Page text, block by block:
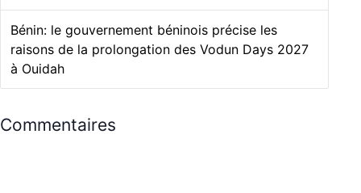
Bénin: le gouvernement béninois précise les
raisons de la prolongation des Vodun Days 2027
à Ouidah
Commentaires